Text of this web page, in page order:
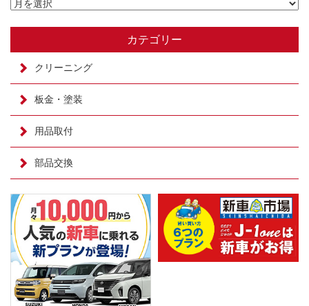
カテゴリー
クリーニング
板金・塗装
用品取付
部品交換